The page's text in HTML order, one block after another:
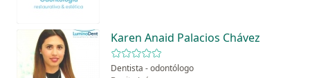
Karen Anaid Palacios Chávez
Dentista - odontólogo